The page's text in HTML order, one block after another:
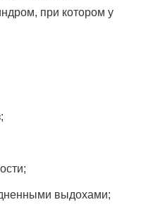
при котором у
выдохами;